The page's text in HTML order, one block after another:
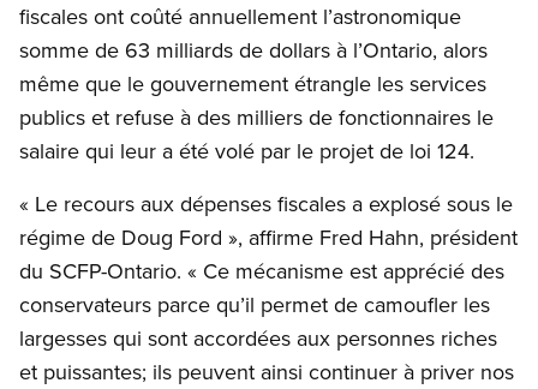
fiscales ont coûté annuellement l’astronomique
somme de 63 milliards de dollars à l’Ontario, alors
même que le gouvernement étrangle les services
publics et refuse à des milliers de fonctionnaires le
salaire qui leur a été volé par le projet de loi 124.
« Le recours aux dépenses fiscales a explosé sous le
régime de Doug Ford », affirme Fred Hahn, président
du SCFP-Ontario. « Ce mécanisme est apprécié des
conservateurs parce qu’il permet de camoufler les
largesses qui sont accordées aux personnes riches
et puissantes; ils peuvent ainsi continuer à priver nos